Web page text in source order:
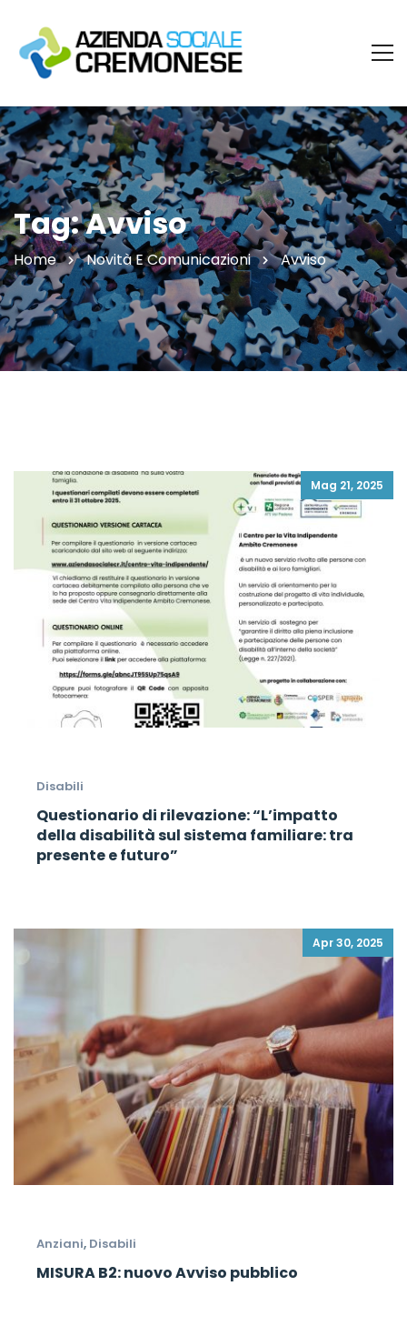
Tag: Avviso
Home Novità E Comunicazioni Avviso
Mag 21, 2025
Disabili
Questionario di rilevazione: “L’impatto
della disabilità sul sistema familiare: tra
presente e futuro”
Apr 30, 2025
Anziani, Disabili
MISURA B2: nuovo Avviso pubblico